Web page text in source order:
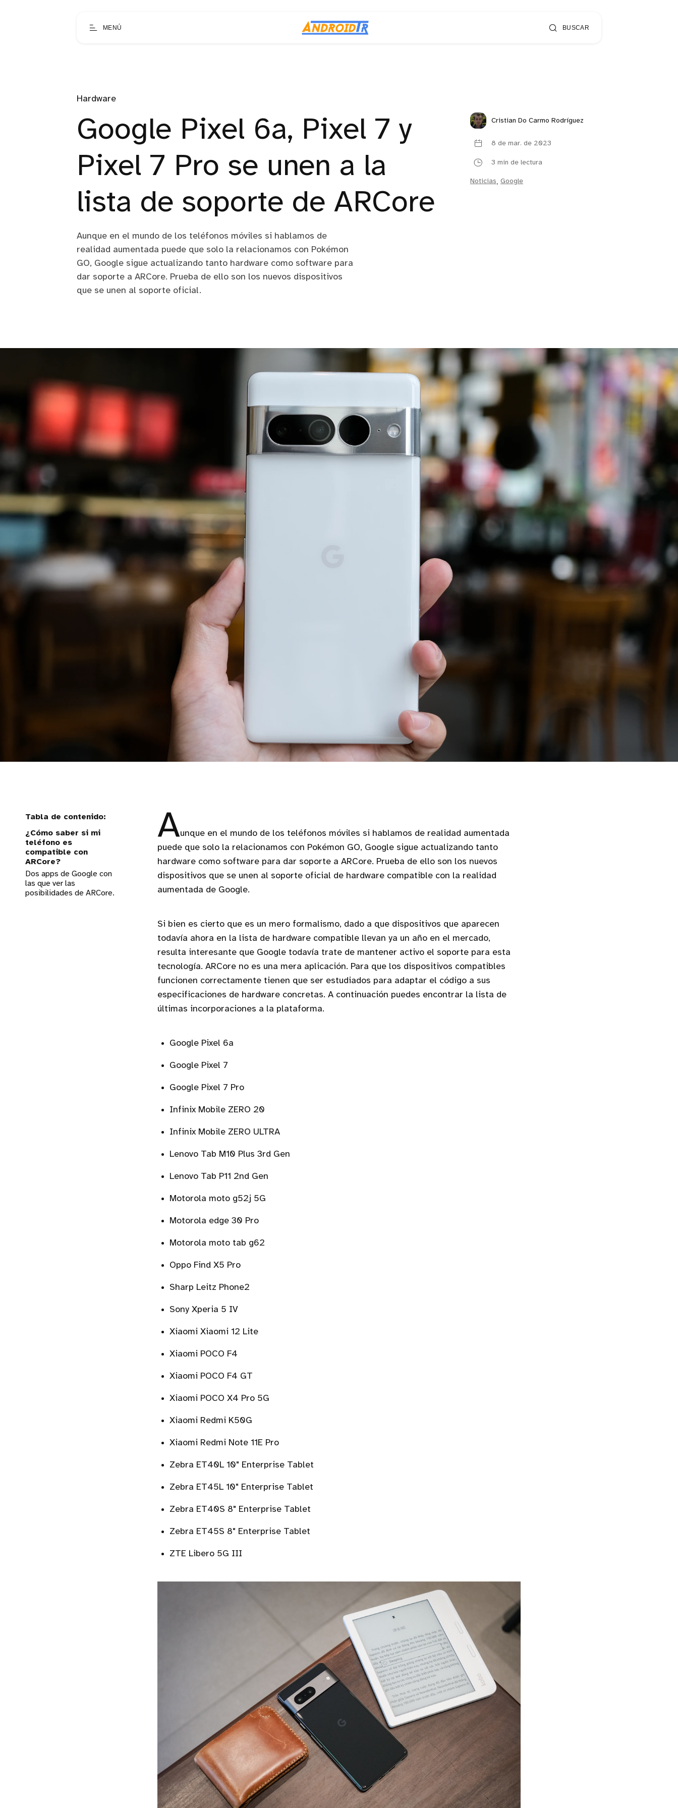
MENÚ BUSCAR
Hardware
Google Pixel 6a, Pixel 7 y
Pixel 7 Pro se unen a la
lista de soporte de ARCore
Aunque en el mundo de los teléfonos móviles si hablamos de
realidad aumentada puede que solo la relacionamos con Pokémon
GO, Google sigue actualizando tanto hardware como software para
dar soporte a ARCore. Prueba de ello son los nuevos dispositivos
que se unen al soporte oficial.
Cristian Do Carmo Rodríguez
8 de mar. de 2023
3 min de lectura
Noticias, Google
¿Cómo saber si mi
teléfono es
compatible con
ARCore?
Dos apps de Google con
las que ver las
posibilidades de ARCore.
Aunque en el mundo de los teléfonos móviles si hablamos de realidad aumentada
puede que solo la relacionamos con Pokémon GO, Google sigue actualizando tanto
hardware como software para dar soporte a ARCore. Prueba de ello son los nuevos
dispositivos que se unen al soporte oficial de hardware compatible con la realidad
aumentada de Google.
Si bien es cierto que es un mero formalismo, dado a que dispositivos que aparecen
todavía ahora en la lista de hardware compatible llevan ya un año en el mercado,
resulta interesante que Google todavía trate de mantener activo el soporte para esta
tecnología. ARCore no es una mera aplicación. Para que los dispositivos compatibles
funcionen correctamente tienen que ser estudiados para adaptar el código a sus
especificaciones de hardware concretas. A continuación puedes encontrar la lista de
últimas incorporaciones a la plataforma.
Google Pixel 6a
Google Pixel 7
Google Pixel 7 Pro
Infinix Mobile ZERO 20
Infinix Mobile ZERO ULTRA
Lenovo Tab M10 Plus 3rd Gen
Lenovo Tab P11 2nd Gen
Motorola moto g52j 5G
Motorola edge 30 Pro
Motorola moto tab g62
Oppo Find X5 Pro
Sharp Leitz Phone2
Sony Xperia 5 IV
Xiaomi Xiaomi 12 Lite
Xiaomi POCO F4
Xiaomi POCO F4 GT
Xiaomi POCO X4 Pro 5G
Xiaomi Redmi K50G
Xiaomi Redmi Note 11E Pro
Zebra ET40L 10" Enterprise Tablet
Zebra ET45L 10" Enterprise Tablet
Zebra ET40S 8" Enterprise Tablet
Zebra ET45S 8" Enterprise Tablet
ZTE Libero 5G III